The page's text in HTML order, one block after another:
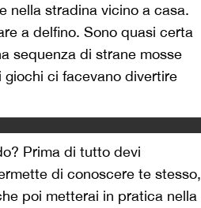
nella stradina vicino a casa.
a delfino. Sono quasi certa
sequenza di strane mosse
ci facevano divertire
Prima di tutto devi
di conoscere te stesso,
poi metterai in pratica nella